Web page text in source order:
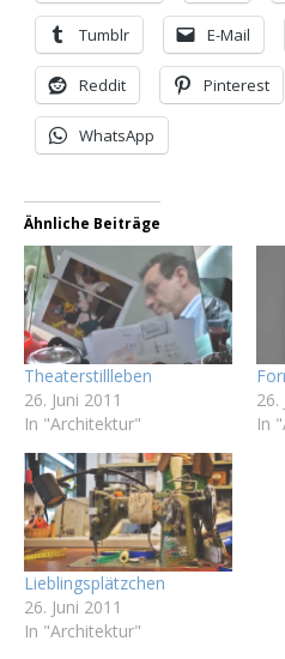
Tumblr E-Mail
Reddit Pinterest
WhatsApp
Ähnliche Beiträge
Theaterstillleben
26. Juni 2011
In "Architektur"
26.
In
Lieblingsplätzchen
26. Juni 2011
In "Architektur"